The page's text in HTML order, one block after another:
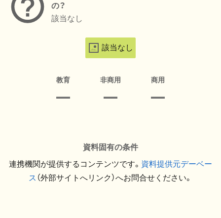
の？
該当なし
該当なし
教育 非商用 商用
資料固有の条件
連携機関が提供するコンテンツです。 資料提供元デーベー
ス （外部サイトへリンク）へお問合せください。